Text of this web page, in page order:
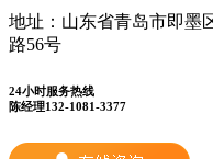
地址： 山东省青岛市即墨
路56号
24小时服务热线
陈经理132-1081-3377